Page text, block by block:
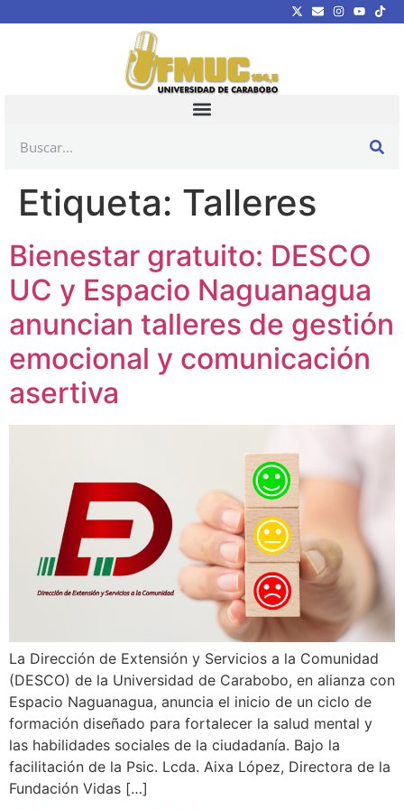
Etiqueta: Talleres
Bienestar gratuito: DESCO
UC y Espacio Naguanagua
anuncian talleres de gestión
emocional y comunicación
asertiva
La Dirección de Extensión y Servicios a la Comunidad
(DESCO) de la Universidad de Carabobo, en alianza con
Espacio Naguanagua, anuncia el inicio de un ciclo de
formación diseñado para fortalecer la salud mental y
las habilidades sociales de la ciudadanía. Bajo la
facilitación de la Psic. Lcda. Aixa López, Directora de la
Fundación Vidas […]